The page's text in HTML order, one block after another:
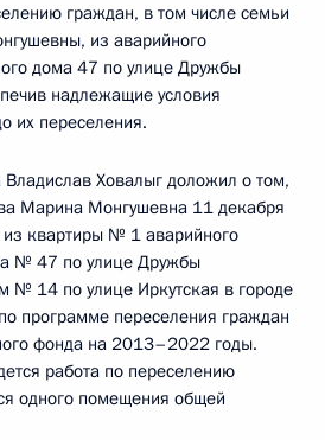
граждан, в том числе семьи
из аварийного
дома 47 по улице Дружбы
надлежащие условия
их переселения.
Владислав Ховалыг доложил о том,
Марина Монгушевна 11 декабря
квартиры № 1 аварийного
№ 47 по улице Дружбы
№ 14 по улице Иркутская в городе
программе переселения граждан
фонда на 2013–2022 годы.
работа по переселению
одного помещения общей